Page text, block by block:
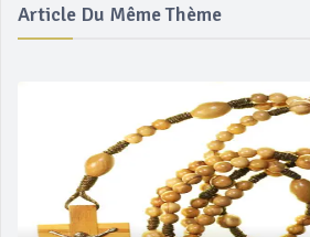
Article Du Même Thème